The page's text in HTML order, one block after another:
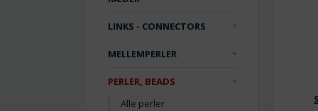
LINKS - CONNECTORS
MELLEMPERLER
PERLER, BEADS
Alle perler